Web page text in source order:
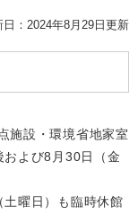
日：2024年8月29日更新
施設・環境省地家室
および8月30日（金
曜日）も臨時休館